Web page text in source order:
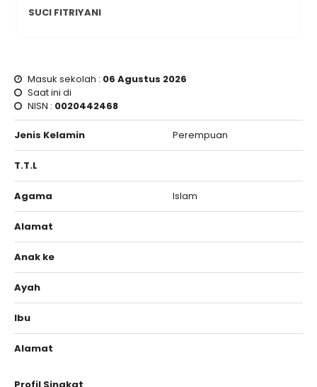
SUCI FITRIYANI
Masuk sekolah : 06 Agustus 2026
Saat ini di
NISN : 0020442468
Jenis Kelamin Perempuan
T.T.L
Agama Islam
Alamat
Anak ke
Ayah
Ibu
Alamat